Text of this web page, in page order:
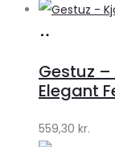
Lykke
by
Lykke
Gestuz –
Elegant
559,30 kr.